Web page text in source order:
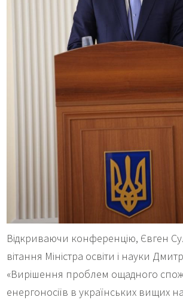
Відкриваючи конференцію, Євген
вітання Міністра освіти і науки
«Вирішення проблем ощадного
енергоносіїв в українських вищих